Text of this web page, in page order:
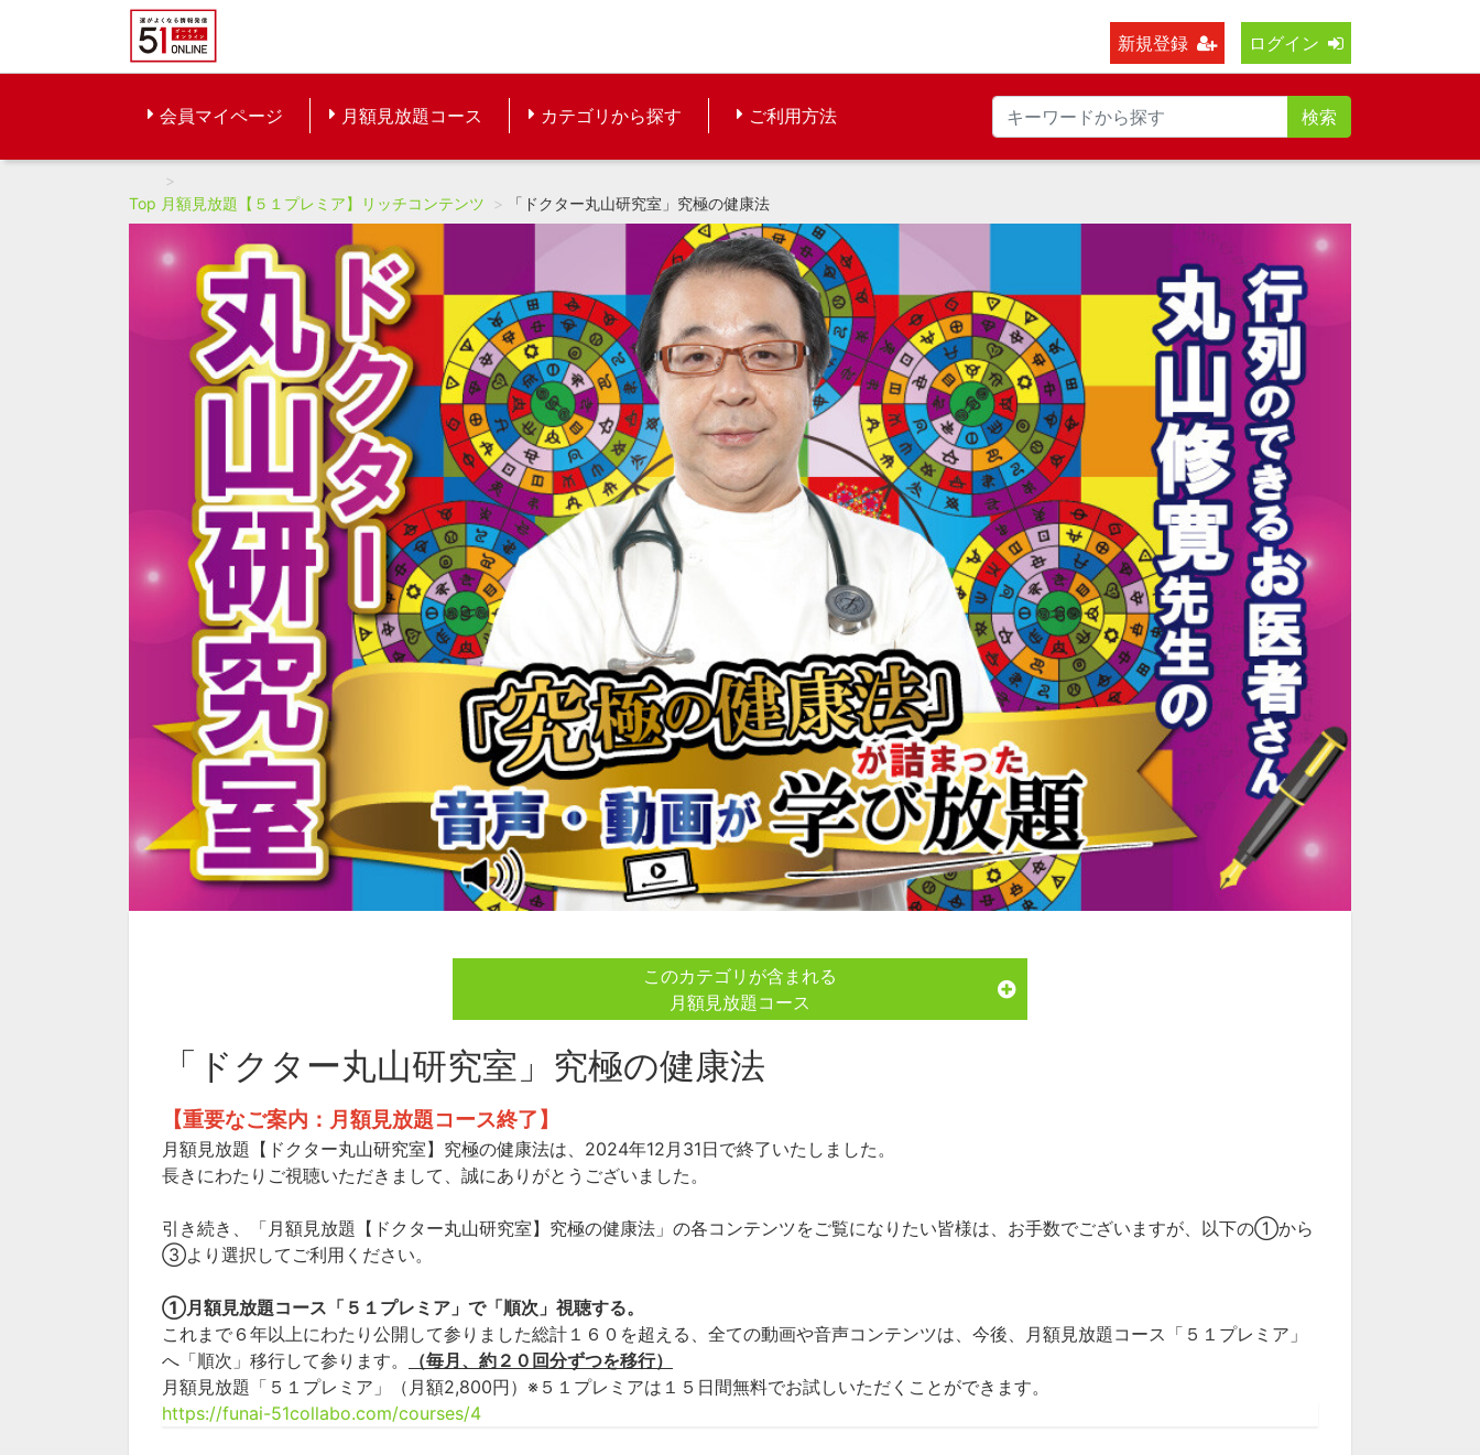
新規登録 ログイン
会員マイページ 月額見放題コース カテゴリから探す ご利用方法 検索
Top 月額見放題【５１プレミア】リッチコンテンツ 「ドクター丸山研究室」究極の健康法
このカテゴリが含まれる
月額見放題コース
「ドクター丸山研究室」究極の健康法
【重要なご案内：月額見放題コース終了】
月額見放題【ドクター丸山研究室】究極の健康法は、2024年12月31日で終了いたしました。
長きにわたりご視聴いただきまして、誠にありがとうございました。
引き続き、「月額見放題【ドクター丸山研究室】究極の健康法」の各コンテンツをご覧になりたい皆様は、お手数でございますが、以下の①から
③より選択してご利用ください。
①月額見放題コース「５１プレミア」で「順次」視聴する。
これまで６年以上にわたり公開して参りました総計１６０を超える、全ての動画や音声コンテンツは、今後、月額見放題コース「５１プレミア」
へ「順次」移行して参ります。
（毎月、約２０回分ずつを移行）
月額見放題「５１プレミア」（月額2,800円）※５１プレミアは１５日間無料でお試しいただくことができます。
https://funai-51collabo.com/courses/4